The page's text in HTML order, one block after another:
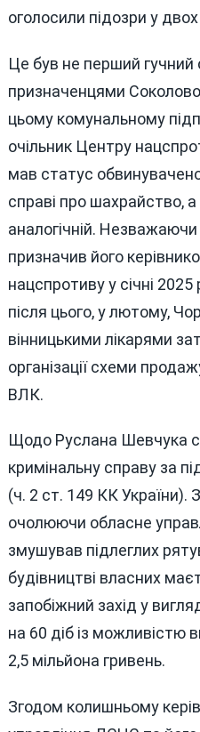
оголосили підозри у
Це був не перший гучний
призначенцями
цьому комунальному
очільник Центру
мав статус
справі про шахрайство, а
аналогічній.
призначив його
нацспротиву у січні
після цього, у лютому,
вінницькими лікарями
організації схеми
ВЛК.
Щодо Руслана Шевчука
кримінальну справу за
(ч. 2 ст. 149 КК України).
очолюючи обласне
змушував підлеглих
будівництві власних
запобіжний захід у
на 60 діб із можливістю
2,5 мільйона гривень.
Згодом колишньому